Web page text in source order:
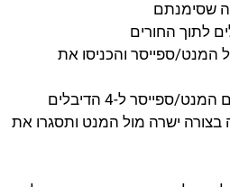
המנט/ספייסר והכניסו את
ספייסר ל-4 הדיבלים
ישרה מול המנט ותסגרו את